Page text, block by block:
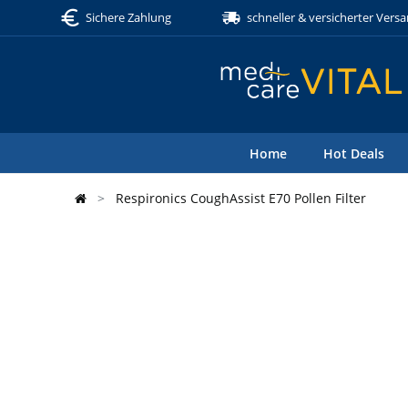
Sichere Zahlung schneller & versicherter
Home Hot Deals
Respironics CoughAssist E70 Pollen Filter